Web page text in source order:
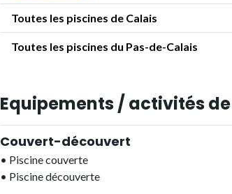
Toutes les piscines de Calais
Toutes les piscines du Pas-de-Calais
Equipements / activités
Couvert-découvert
• Piscine couverte
• Piscine découverte